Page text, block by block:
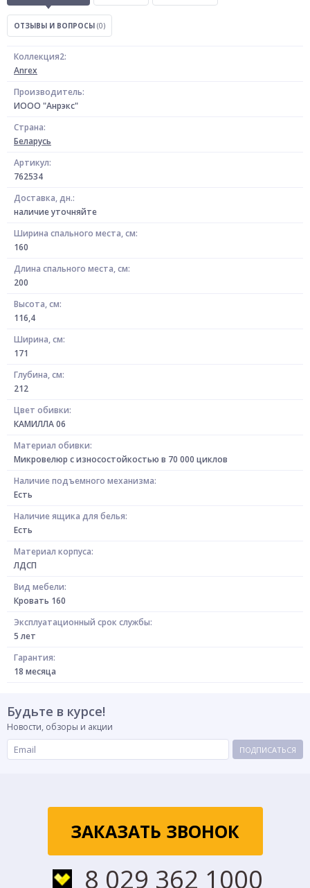
ОТЗЫВЫ И ВОПРОСЫ (0)
Коллекция2:
Anrex
Производитель:
ИООО "Анрэкс"
Страна:
Беларусь
Артикул:
762534
Доставка, дн.:
наличие уточняйте
Ширина спального места, см:
160
Длина спального места, см:
200
Высота, см:
116,4
Ширина, см:
171
Глубина, см:
212
Цвет обивки:
КАМИЛЛА 06
Материал обивки:
Микровелюр с износостойкостью в 70 000 циклов
Наличие подъемного механизма:
Есть
Наличие ящика для белья:
Есть
Материал корпуса:
ЛДСП
Вид мебели:
Кровать 160
Эксплуатационный срок службы:
5 лет
Гарантия:
18 месяца
Будьте в курсе!
Новости, обзоры и акции
ПОДПИСАТЬСЯ
ЗАКАЗАТЬ ЗВОНОК
8 029 362 1000